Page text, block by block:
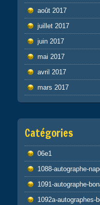
août 2017
juillet 2017
juin 2017
mai 2017
avril 2017
mars 2017
Catégories
06e1
1088-autographe-
1091-autographe-
1092a-autographes-